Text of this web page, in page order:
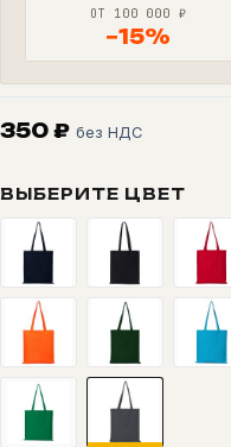
ОТ 100 000 ₽
−15%
350 ₽ без НДС
ВЫБЕРИТЕ ЦВЕТ